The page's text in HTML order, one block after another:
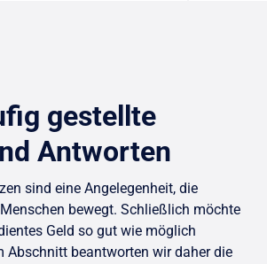
gestellte
Antworten
sind eine Angelegenheit, die
bewegt. Schließlich möchte
Geld so gut wie möglich
Abschnitt beantworten wir daher die